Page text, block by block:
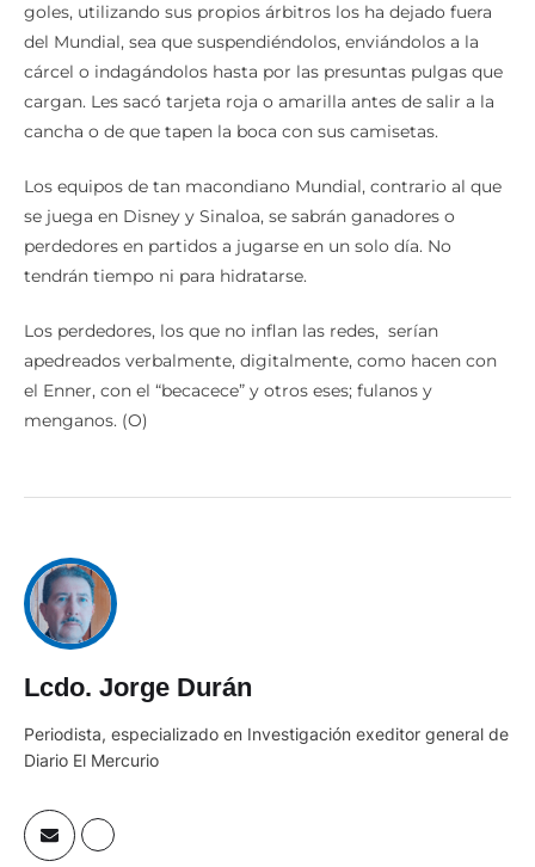
goles, utilizando sus propios árbitros los ha dejado fuera
del Mundial, sea que suspendiéndolos, enviándolos a la
cárcel o indagándolos hasta por las presuntas pulgas que
cargan. Les sacó tarjeta roja o amarilla antes de salir a la
cancha o de que tapen la boca con sus camisetas.
Los equipos de tan macondiano Mundial, contrario al que
se juega en Disney y Sinaloa, se sabrán ganadores o
perdedores en partidos a jugarse en un solo día. No
tendrán tiempo ni para hidratarse.
Los perdedores, los que no inflan las redes, serían
apedreados verbalmente, digitalmente, como hacen con
el Enner, con el “becacece” y otros eses; fulanos y
menganos. (O)
Lcdo. Jorge Durán
Periodista, especializado en Investigación exeditor general de
Diario El Mercurio